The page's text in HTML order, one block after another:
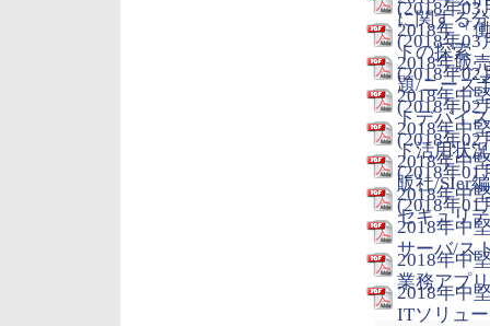
(2018年03
に関する
(2018年03
2018年「
トの探索
(2018年02
2018年販
題/ニーズ
(2018年02
2018年中
トデバイ
(2018年02
2018年中
ド活用状況
(2018年01
2018年中
販社/SIer編
(2018年01
2018年中
セキュリ
2018年中
サーバ/ス
2018年中
業務アプ
2018年中
ITソリュ